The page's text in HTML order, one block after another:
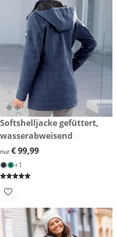
€ 99,99
Softshelljacke gefüttert,
wasserabweisend
€ 99,99
nur€ 99,99
+1